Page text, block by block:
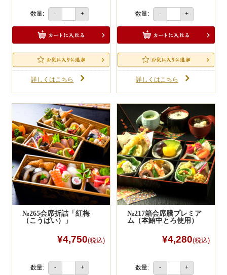
数量: - +
詳しくはこちら
数量: - +
詳しくはこちら
№265会席折詰「紅梅
（こうばい）」
¥4,750(税込)
数量: - +
№217箱会席膳プレミア
ム（本鮪中とろ使用）
¥4,280(税込)
数量: - +